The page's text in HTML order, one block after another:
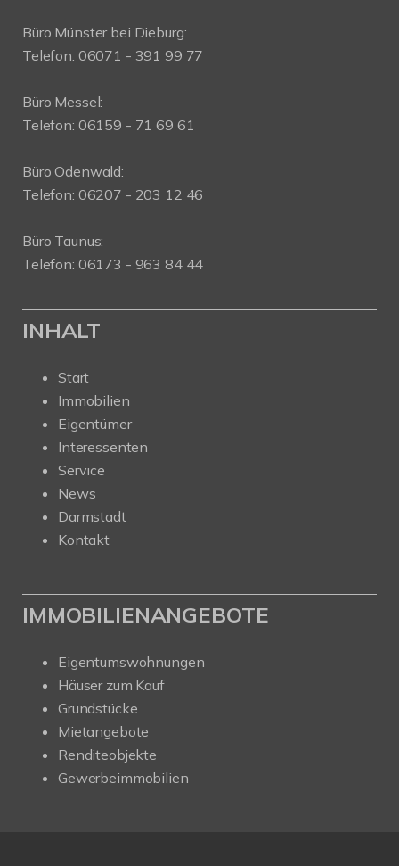
Büro Münster bei Dieburg:
Telefon: 06071 - 391 99 77
Büro Messel:
Telefon: 06159 - 71 69 61
Büro Odenwald:
Telefon: 06207 - 203 12 46
Büro Taunus:
Telefon: 06173 - 963 84 44
INHALT
Start
Immobilien
Eigentümer
Interessenten
Service
News
Darmstadt
Kontakt
IMMOBILIENANGEBOTE
Eigentumswohnungen
Häuser zum Kauf
Grundstücke
Mietangebote
Renditeobjekte
Gewerbeimmobilien